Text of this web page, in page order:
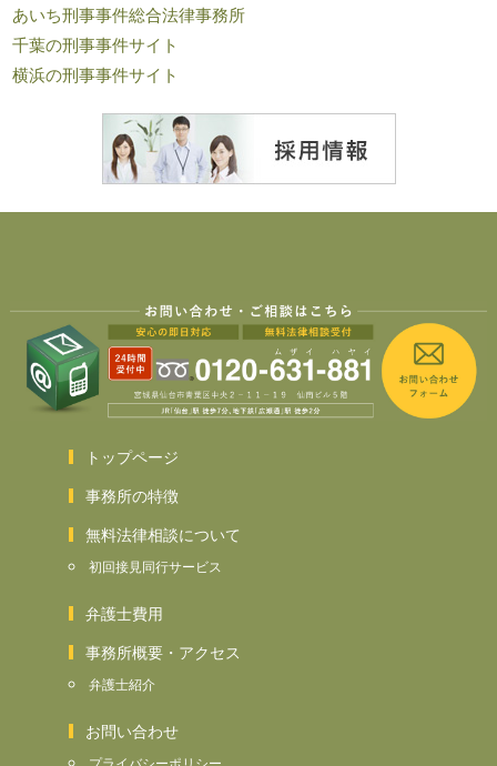
あいち刑事事件総合法律事務所
千葉の刑事事件サイト
横浜の刑事事件サイト
トップページ
事務所の特徴
無料法律相談について
初回接見同行サービス
弁護士費用
事務所概要・アクセス
弁護士紹介
お問い合わせ
プライバシーポリシー